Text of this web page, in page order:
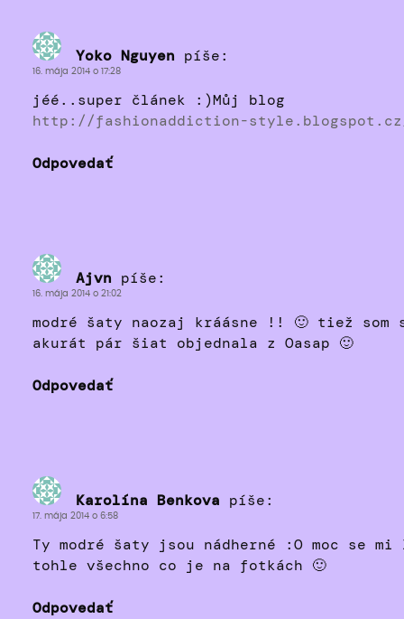
Yoko Nguyen píše:
16. mája 2014 o 17:28
jéé..super článek :)Můj blog
http://fashionaddiction-
Odpovedať
Ajvn píše:
16. mája 2014 o 21:02
modré šaty naozaj kráásne !! 🙂 tiež som
akurát pár šiat objednala z Oasap 🙂
Odpovedať
Karolína Benkova píše:
17. mája 2014 o 6:58
Ty modré šaty jsou nádherné :O moc se
tohle všechno co je na fotkách 🙂
Odpovedať